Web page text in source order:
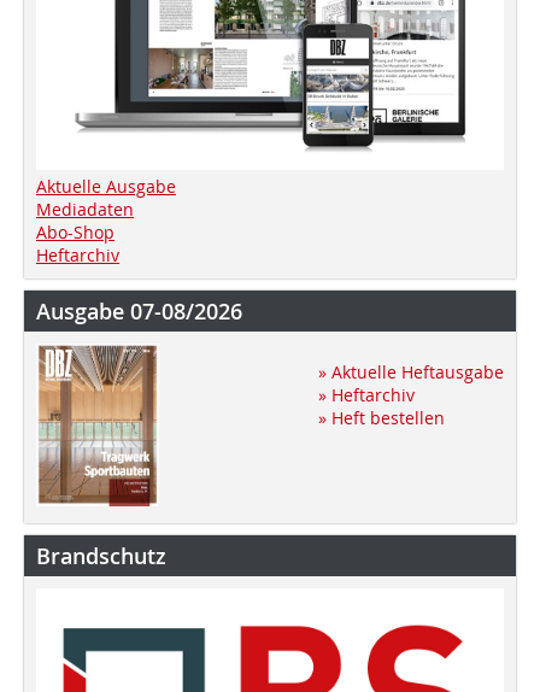
Aktuelle Ausgabe
Mediadaten
Abo-Shop
Heftarchiv
Ausgabe 07-08/2026
» Aktuelle Heftausgabe
» Heftarchiv
» Heft bestellen
Brandschutz